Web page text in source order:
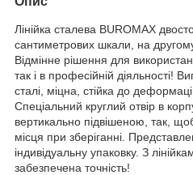
Лінійка сталева BUROMAX
сантиметрових шкали, на
Відмінне рішення для
так і в професійній діяльності!
сталі, міцна, стійка до
Спеціальний круглий отвір в
вертикально підвішеною, так,
місця при зберіганні.
індивідуальну упаковку. З
забезпечена точність!